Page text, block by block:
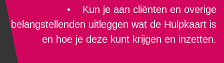
• Kun je aan cliënten en overige
belangstellenden uitleggen wat de Hulpkaart is
en hoe je deze kunt krijgen en inzetten.